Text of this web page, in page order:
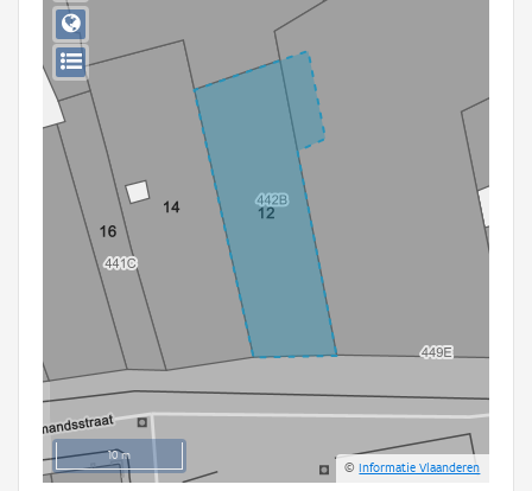
Downloads
Hergebruik
Aanmelden
10 m
©Informatie Vlaanderen